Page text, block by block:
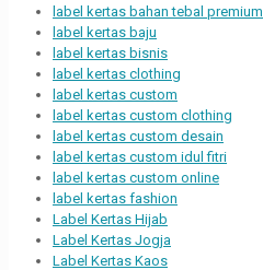
label kertas bahan tebal premium
label kertas baju
label kertas bisnis
label kertas clothing
label kertas custom
label kertas custom clothing
label kertas custom desain
label kertas custom idul fitri
label kertas custom online
label kertas fashion
Label Kertas Hijab
Label Kertas Jogja
Label Kertas Kaos